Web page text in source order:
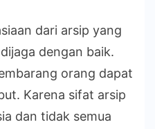
dari arsip yang
dengan baik.
orang dapat
Karena sifat arsip
dan tidak semua